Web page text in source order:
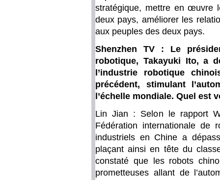
stratégique, mettre en œuvre
deux pays, améliorer les
aux peuples des deux pays.
Shenzhen TV : Le
robotique, Takayuki Ito, a
l’industrie robotique
précédent, stimulant
l’échelle mondiale. Quel est
Lin Jian : Selon le rapport
Fédération internationale de
industriels en Chine a
plaçant ainsi en tête du
constaté que les robots
prometteuses allant de